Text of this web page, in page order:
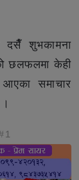
दसैँ शुभकामना
छलफलमा केही
आएका समाचार